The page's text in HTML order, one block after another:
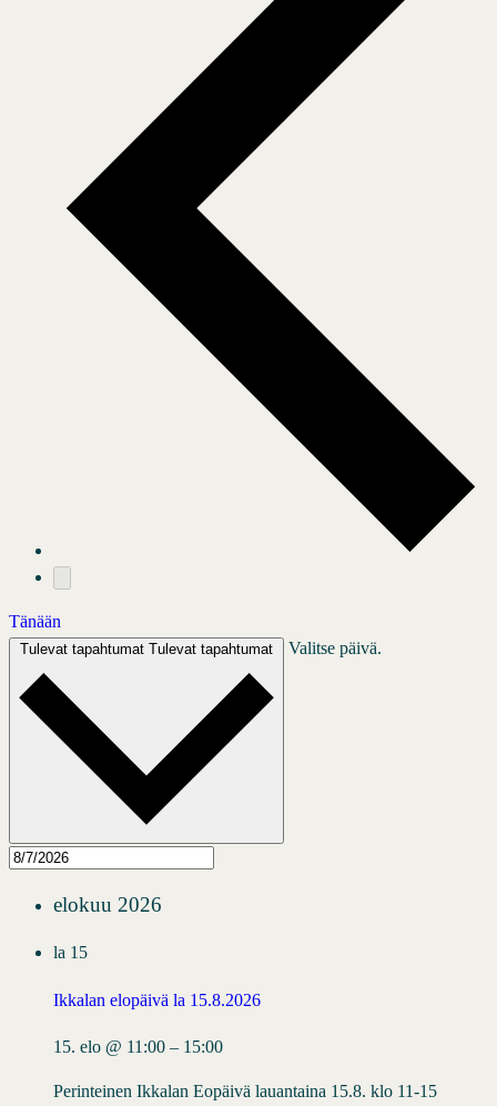
Tänään
Tulevat tapahtumat Tulevat tapahtumat Valitse päivä.
elokuu 2026
la 15
Ikkalan elopäivä la 15.8.2026
15. elo @ 11:00 – 15:00
Perinteinen Ikkalan Eopäivä lauantaina 15.8. klo 11-15